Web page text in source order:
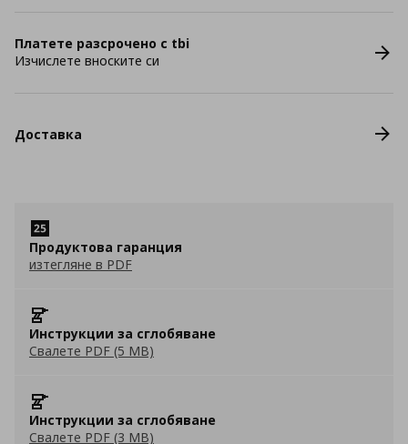
Платете разсрочено с tbi
Изчислете вноските си
Доставка
Продуктова гаранция
изтегляне в PDF
Инструкции за сглобяване
Свалете PDF (5 MB)
Инструкции за сглобяване
Свалете PDF (3 MB)